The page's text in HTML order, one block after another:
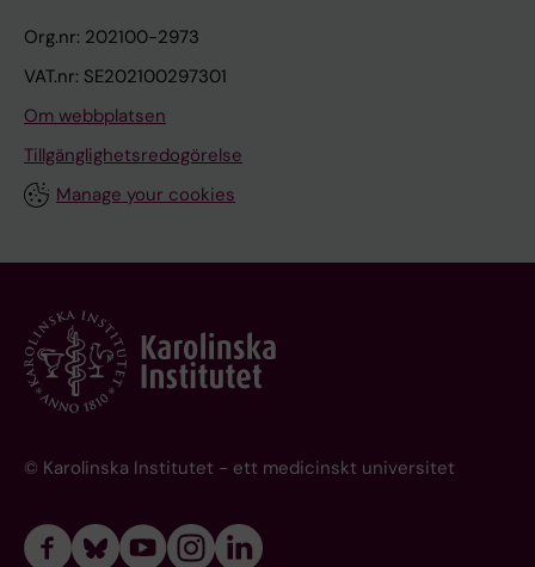
Org.nr: 202100-2973
VAT.nr: SE202100297301
Om webbplatsen
Tillgänglighetsredogörelse
Manage your cookies
© Karolinska Institutet - ett medicinskt universitet